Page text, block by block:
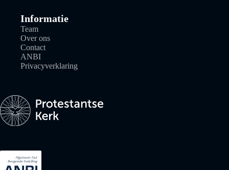
Informatie
Team
Over ons
Contact
ANBI
Privacyverklaring